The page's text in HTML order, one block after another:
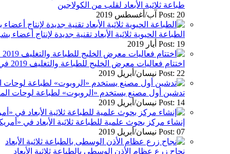
طباعة ثلاثية الأبعاد لقلب من الكولاجين
Post: 20 آب/أغسطس 2019
الطباعة الحيوية ثلاثية الأبعاد تقنية جديدة لإنتاج أعضاء
Post: 19 أيار 2019
اختتام فعاليات معرض الخليج للطباعة والتغليف 2019 في دبي
Post: 22 نيسان/أبريل 2019
تدشين أول مصنع يستخدم «الروبوت» لطباعة لوحات
Post: 14 نيسان/أبريل 2019
إنشاء مركز بحوث علمية للطباعة ثلاثية الأبعاد في
Post: 07 نيسان/أبريل 2019
نجاح زرع عظام الأذن الوسطى بالطباعة ثلاثية الأبعاد